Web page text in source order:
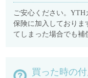
ご安心ください。YTH
保険に加入しておりま
てしまった場合でも補
買った時の